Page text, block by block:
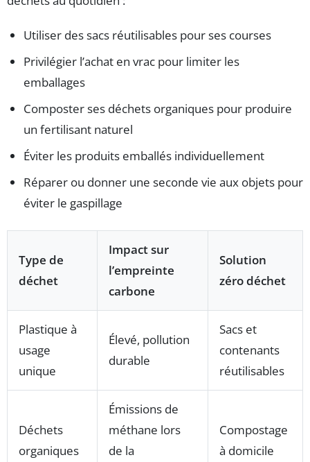
Utiliser des sacs réutilisables pour ses courses
Privilégier l’achat en vrac pour limiter les
emballages
Composter ses déchets organiques pour produire
un fertilisant naturel
Éviter les produits emballés individuellement
Réparer ou donner une seconde vie aux objets pour
éviter le gaspillage
Type de
déchet
Impact sur
l’empreinte
carbone
Solution
zéro déchet
Plastique à
usage
unique
Élevé, pollution
durable
Sacs et
contenants
réutilisables
Déchets
organiques
Émissions de
méthane lors
de la
Compostage
à domicile